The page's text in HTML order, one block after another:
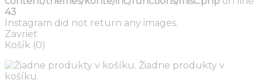
43
Instagram did not return any images.
Zavrieť
Košík (0)
Žiadne produkty v
košíku.